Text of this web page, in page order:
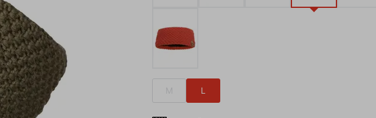
M L